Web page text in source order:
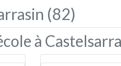
(82)
à